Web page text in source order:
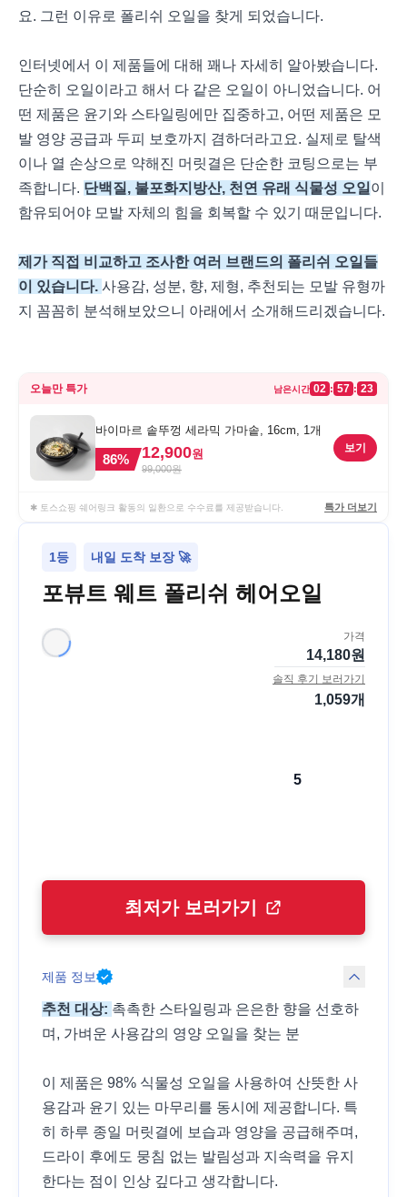
요. 그런 이유로 폴리쉬 오일을 찾게 되었습니다.
인터넷에서 이 제품들에 대해 꽤나 자세히 알아봤습니다.
단순히 오일이라고 해서 다 같은 오일이 아니었습니다. 어
떤 제품은 윤기와 스타일링에만 집중하고, 어떤 제품은 모
발 영양 공급과 두피 보호까지 겸하더라고요. 실제로 탈색
이나 열 손상으로 약해진 머릿결은 단순한 코팅으로는 부
족합니다. 단백질, 불포화지방산, 천연 유래 식물성 오일 이
함유되어야 모발 자체의 힘을 회복할 수 있기 때문입니다.
제가 직접 비교하고 조사한 여러 브랜드의 폴리쉬 오일들
이 있습니다. 사용감, 성분, 향, 제형, 추천되는 모발 유형까
지 꼼꼼히 분석해보았으니 아래에서 소개해드리겠습니다.
오늘만 특가 남은시간 02 : 57 : 23
바이마르 솥뚜껑 세라믹 가마솥, 16cm, 1개
86% 12,900원
99,000원
보기
✱ 토스쇼핑 쉐어링크 활동의 일환으로 수수료를 제공받습니다. 특가 더보기
1등 내일 도착 보장 🚀
포뷰트 웨트 폴리쉬 헤어오일
가격
14,180원
솔직 후기 보러가기
1,059개
5
최저가 보러가기
제품 정보
추천 대상: 촉촉한 스타일링과 은은한 향을 선호하
며, 가벼운 사용감의 영양 오일을 찾는 분
이 제품은 98% 식물성 오일을 사용하여 산뜻한 사
용감과 윤기 있는 마무리를 동시에 제공합니다. 특
히 하루 종일 머릿결에 보습과 영양을 공급해주며,
드라이 후에도 뭉침 없는 발림성과 지속력을 유지
한다는 점이 인상 깊다고 생각합니다.